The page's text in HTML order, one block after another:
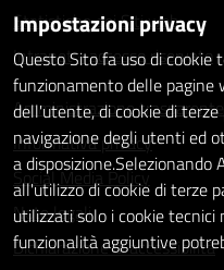
Statistiche dei Siti web
Intranet - accesso riservato
Amministrazione trasparente
Informativa privacy
Social Media Policy
Note legali
Dichiarazione di accessibilità
Impostazioni privacy
Questo Sito fa uso di cookie
funzionamento delle pagine
dell'utente, di cookie di
navigazione degli utenti ed
a
all'utilizzo di cookie di terze
utilizzati solo i cookie tecnici
funzionalità aggiuntive